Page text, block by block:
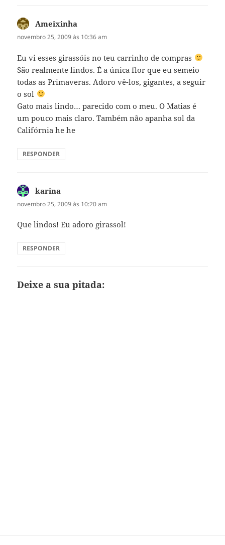
Ameixinha
novembro 25, 2009 às 10:36 am
Eu vi esses girassóis no teu carrinho de compras
São realmente lindos. É a única flor que eu semeio
todas as Primaveras. Adoro vê-los, gigantes, a seguir
o sol
Gato mais lindo… parecido com o meu. O Matias é
um pouco mais claro. Também não apanha sol da
Califórnia he he
RESPONDER
karina
novembro 25, 2009 às 10:20 am
Que lindos! Eu adoro girassol!
RESPONDER
Deixe a sua pitada: